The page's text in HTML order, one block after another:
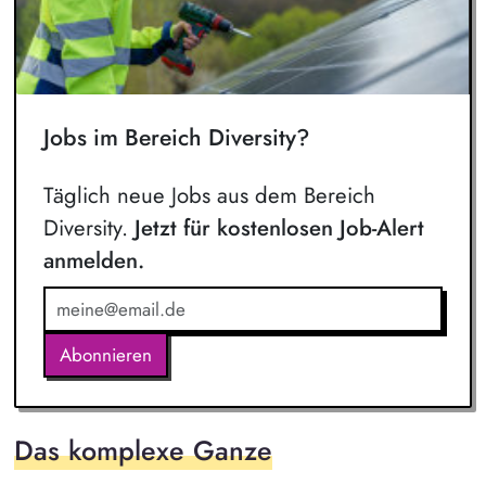
Jobs im Bereich Diversity?
Täglich neue Jobs aus dem Bereich
Diversity. Jetzt für kostenlosen Job-Alert
anmelden.
Abonnieren
Das komplexe Ganze